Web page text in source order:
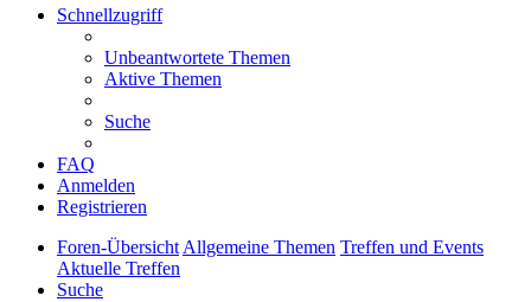
Schnellzugriff
Unbeantwortete Themen
Aktive Themen
Suche
FAQ
Anmelden
Registrieren
Foren-ÜbersichtAllgemeine Themen Treffen und Events
Aktuelle Treffen
Suche